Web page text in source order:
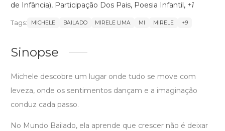
de Infância), Participação Dos Pais, Poesia Infantil , +1
Tags: MICHELE BAILADO MIRELE LIMA MI MIRELE +9
Sinopse
Michele descobre um lugar onde tudo se move com
leveza, onde os sentimentos dançam e a imaginação
conduz cada passo.
No Mundo Bailado, ela aprende que crescer não é deixar